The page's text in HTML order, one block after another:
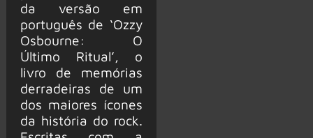
da versão em
português de ‘Ozzy
Osbourne: O
Último Ritual’, o
livro de memórias
derradeiras de um
dos maiores ícones
da história do rock.